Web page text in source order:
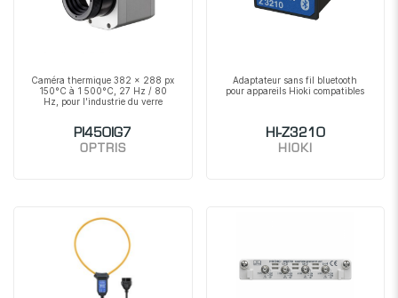
Caméra thermique 382 x 288 px
150°C à 1 500°C, 27 Hz / 80
Hz, pour l'industrie du verre
PI450IG7
OPTRIS
Adaptateur sans fil bluetooth
pour appareils Hioki compatibles
HI-Z3210
HIOKI